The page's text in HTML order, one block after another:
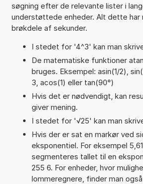
søgning efter de relevante lister i
understøttede enheder. Alt dette
brøkdele af sekunder.
I stedet for '4^3' kan man
De matematiske funktioner
bruges. Eksempel: asin(1/2),
3, acos(1) eller tan(90°)
Hvis det er nødvendigt, kan
giver mening.
I stedet for '√25' kan man
Hvis der er sat en markør ved
eksponentiel. For eksempel
segmenteres tallet til en
255 6. For enheder, hvor
lommeregnere, finder man